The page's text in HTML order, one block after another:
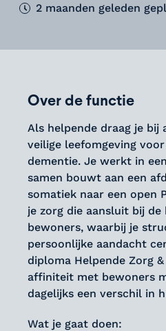
2 maanden geleden
Over de functie
Als helpende draag je bij
veilige leefomgeving
dementie. Je werkt in
samen bouwt aan een
somatiek naar een open
je zorg die aansluit bij
bewoners, waarbij je
persoonlijke aandacht
diploma Helpende Zorg
affiniteit met bewoners
dagelijks een verschil in
Wat je gaat doen: